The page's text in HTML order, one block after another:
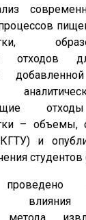
отходов
– объемы,
и
влияния